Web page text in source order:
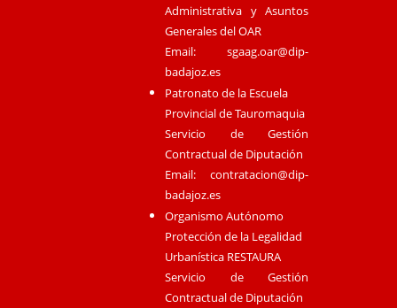
Administrativa y Asuntos
Generales del OAR
Email:sgaag.oar@dip-
badajoz.es
Patronato de la Escuela
Provincial de Tauromaquia
Servicio de Gestión
Contractual de Diputación
Email:contratacion@dip-
badajoz.es
Organismo Autónomo
Protección de la Legalidad
Urbanística RESTAURA
Servicio de Gestión
Contractual de Diputación